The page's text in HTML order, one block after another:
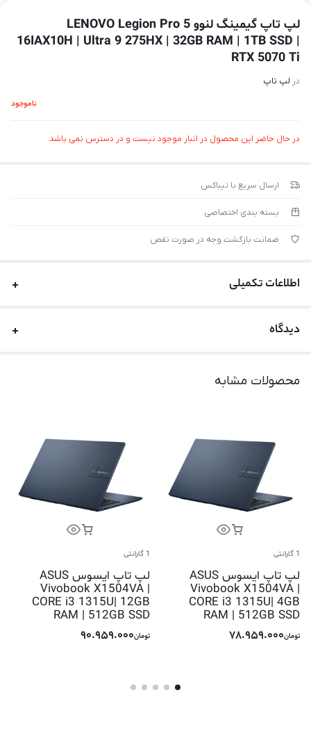
لپ تاپ گیمینگ لنوو LENOVO Legion Pro 5
16IAX10H | Ultra 9 275HX | 32GB RAM | 1TB SSD |
RTX 5070 Ti
در لپ تاپ
ناموجود
در حال حاضر این محصول در انبار موجود نیست و در دسترس نمی باشد.
ارسال سریع با تیباکس
بسته بندی اختصاصی
ضمانت بازگشت وجه در صورت نقص
اطلاعات تکمیلی
دیدگاه
محصولات مشابه
1 گارانتی
لپ تاپ ایسوس ASUS
Vivobook X1504VA |
CORE i3 1315U| 4GB
RAM | 512GB SSD
تومان78.959.000
1 گارانتی
لپ تاپ ایسوس ASUS
Vivobook X1504VA |
CORE i3 1315U| 12GB
RAM | 512GB SSD
تومان90.959.000